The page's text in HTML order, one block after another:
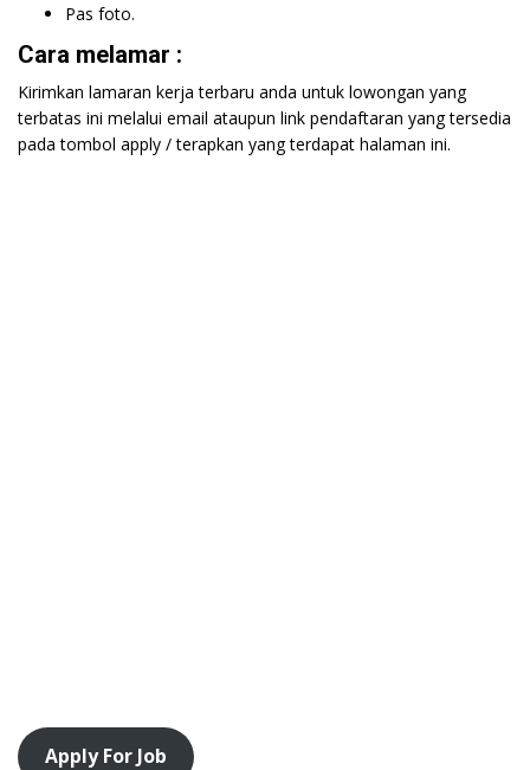
Pas foto.
Cara melamar :
Kirimkan lamaran kerja terbaru anda untuk lowongan yang
terbatas ini melalui email ataupun link pendaftaran yang tersedia
pada tombol apply / terapkan yang terdapat halaman ini.
Apply For Job